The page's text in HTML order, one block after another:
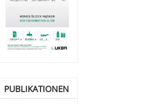
PUBLIKATIONEN